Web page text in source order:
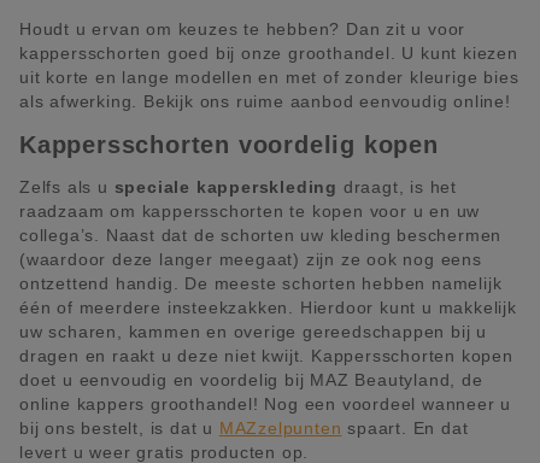
Houdt u ervan om keuzes te hebben? Dan zit u voor
kappersschorten goed bij onze groothandel. U kunt kiezen
uit korte en lange modellen en met of zonder kleurige bies
als afwerking. Bekijk ons ruime aanbod eenvoudig online!
Kappersschorten voordelig kopen
Zelfs als u speciale kapperskleding draagt, is het
raadzaam om kappersschorten te kopen voor u en uw
collega’s. Naast dat de schorten uw kleding beschermen
(waardoor deze langer meegaat) zijn ze ook nog eens
ontzettend handig. De meeste schorten hebben namelijk
één of meerdere insteekzakken. Hierdoor kunt u makkelijk
uw scharen, kammen en overige gereedschappen bij u
dragen en raakt u deze niet kwijt. Kappersschorten kopen
doet u eenvoudig en voordelig bij MAZ Beautyland, de
online kappers groothandel! Nog een voordeel wanneer u
bij ons bestelt, is dat u MAZzelpunten spaart. En dat
levert u weer gratis producten op.